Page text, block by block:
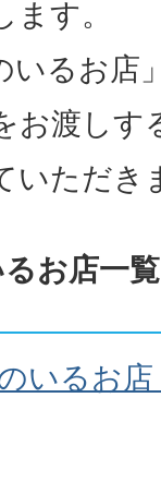
す。
いるお
お渡しす
いただき
お店一
いるお